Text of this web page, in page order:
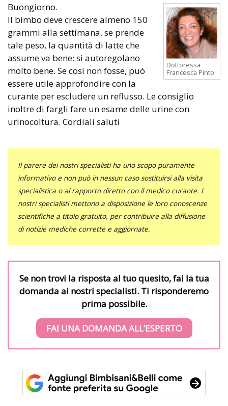
Dottoressa
Francesca Pinto
Buongiorno.
Il bimbo deve crescere almeno 150
grammi alla settimana, se prende
tale peso, la quantità di latte che
assume va bene: si autoregolano
molto bene. Se cosi non fosse, può
essere utile approfondire con la
curante per escludere un reflusso. Le consiglio
inoltre di fargli fare un esame delle urine con
urinocoltura. Cordiali saluti
Il parere dei nostri specialisti ha uno scopo puramente
informativo e non può in nessun caso sostituirsi alla visita
specialistica o al rapporto diretto con il medico curante. I
nostri specialisti mettono a disposizione le loro conoscenze
scientifiche a titolo gratuito, per contribuire alla diffusione
di notizie mediche corrette e aggiornate.
Se non trovi la risposta al tuo quesito, fai la tua
domanda ai nostri specialisti. Ti risponderemo
prima possibile.
FAI UNA DOMANDA ALL’ESPERTO